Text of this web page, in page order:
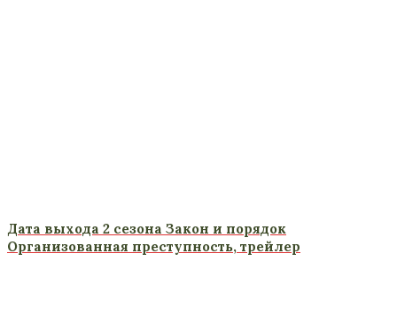
Дата выхода 2 сезона Закон и порядок
Организованная преступность, трейлер